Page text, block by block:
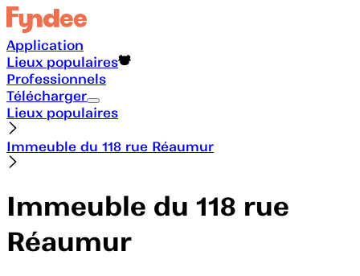
Application
Lieux populaires
Professionnels
Télécharger
Lieux populaires
Immeuble du 118 rue Réaumur
Immeuble du 118 rue
Réaumur